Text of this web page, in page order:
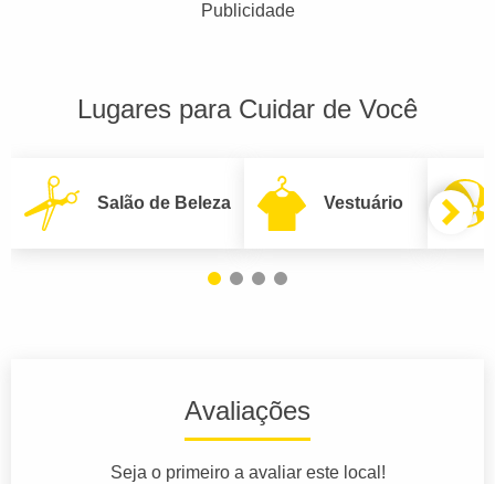
Publicidade
Lugares para Cuidar de Você
Salão de Beleza Vestuário
Avaliações
Seja o primeiro a avaliar este local!